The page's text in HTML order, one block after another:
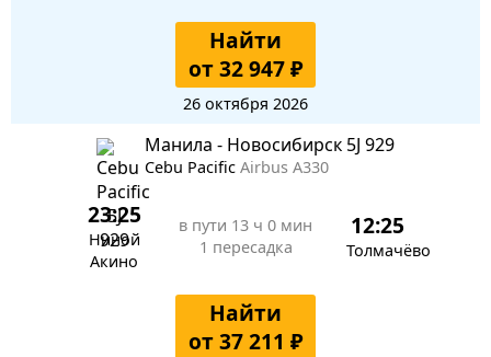
Найти
от 32 947 ₽
26 октября 2026
Манила - Новосибирск 5J 929
Cebu Pacific Airbus A330
23:25
Ниной
Акино
в пути 13 ч 0 мин
1 пересадка
12:25
Толмачёво
Найти
от 37 211 ₽